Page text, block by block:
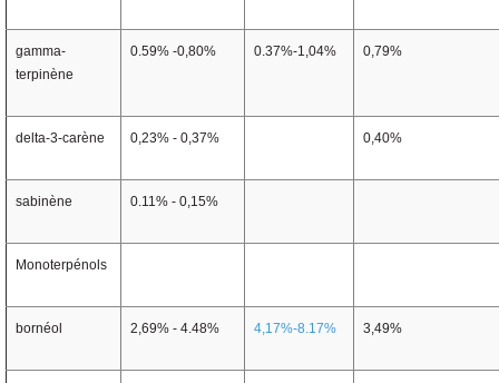
gamma-
terpinène
0.59% -0,80% 0.37%-1,04% 0,79%
delta-3-carène 0,23% - 0,37% 0,40%
sabinène 0.11% - 0,15%
Monoterpénols
bornéol 2,69% - 4.48% 4,17%-8.17% 3,49%